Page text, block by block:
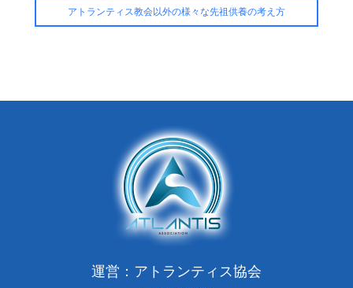
アトランティス教会以外の様々な先祖供養の考え方
運営：アトランティス協会